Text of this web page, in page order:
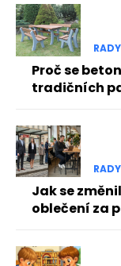
Proč se
tradičních
Jak se
oblečení za